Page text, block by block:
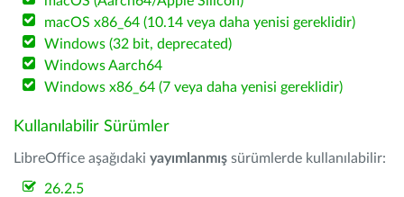
macOS x86_64 (10.14 veya daha yenisi gereklidir)
Windows (32 bit, deprecated)
Windows Aarch64
Windows x86_64 (7 veya daha yenisi gereklidir)
Kullanılabilir Sürümler
LibreOffice aşağıdaki yayımlanmış sürümlerde kullanılabilir:
26.2.5